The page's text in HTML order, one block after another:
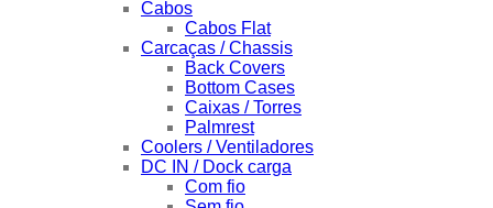
Cabos
Cabos Flat
Carcaças / Chassis
Back Covers
Bottom Cases
Caixas / Torres
Palmrest
Coolers / Ventiladores
DC IN / Dock carga
Com fio